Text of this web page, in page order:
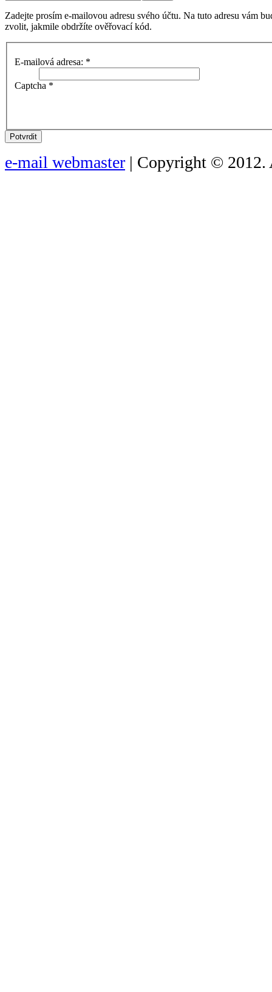
Zadejte prosím e-mailovou adresu svého účtu. Na tuto adresu vám
zvolit, jakmile obdržíte ověřovací kód.
E-mailová adresa: *
Captcha *
Potvrdit
e-mail webmaster | Copyright © 2012.